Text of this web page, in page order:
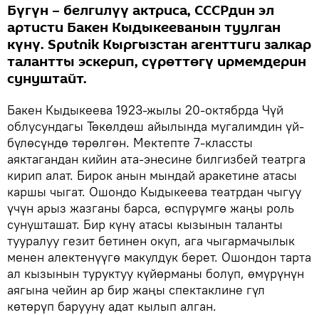
Бүгүн – белгилүү актриса, СССРдин эл
артисти Бакен Кыдыкееванын туулган
күнү. Sputnik Кыргызстан агенттиги залкар
талантты эскерип, сүрөттөгү ирмемдерин
сунуштайт.
Бакен Кыдыкеева 1923-жылы 20-октябрда Чүй
облусундагы Төкөлдөш айылында мугалимдин үй-
бүлөсүндө төрөлгөн. Мектепте 7-классты
аяктагандан кийин ата-энесине билгизбей театрга
кирип алат. Бирок анын мындай аракетине атасы
каршы чыгат. Ошондо Кыдыкеева театрдан чыгуу
үчүн арыз жазганы барса, өспүрүмгө жаңы роль
сунушташат. Бир күнү атасы кызынын таланты
тууралуу гезит бетинен окуп, ага чыгармачылык
менен алектенүүгө макулдук берет. Ошондон тарта
ал кызынын туруктуу күйөрманы болуп, өмүрүнүн
аягына чейин ар бир жаңы спектаклине гүл
көтөрүп барууну адат кылып алган.